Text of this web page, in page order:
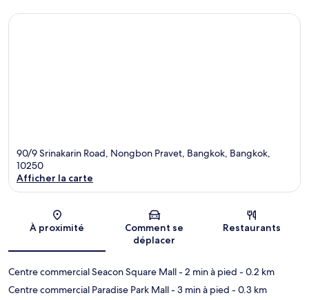
90/9 Srinakarin Road, Nongbon Pravet, Bangkok, Bangkok,
10250
Afficher la carte
À proximité
Comment se
déplacer
Restaurants
Centre commercial Seacon Square Mall- 2 min à pied - 0.2 km
Centre commercial Paradise Park Mall- 3 min à pied - 0.3 km